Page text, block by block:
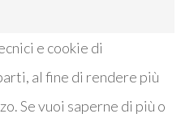
e cookie di
al fine di rendere più
Se vuoi saperne di più o